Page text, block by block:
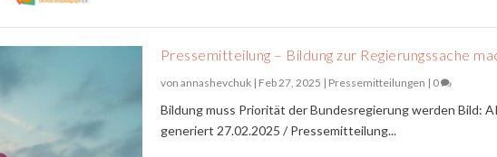
Pressemitteilung – Bildung zur Regierungssache
von annashevchuk| Feb 27, 2025 | Pressemitteilungen | 0
Bildung muss Priorität der Bundesregierung werden Bild: AI
generiert 27.02.2025 / Pressemitteilung...